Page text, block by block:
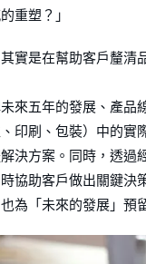
重塑？」
實是在幫助客戶釐清
來五年的發展、產品
印刷、包裝）中的實
決方案。同時，透過
協助客戶做出關鍵決
為「未來的發展」預